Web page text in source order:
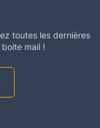
toutes les dernières
mail !